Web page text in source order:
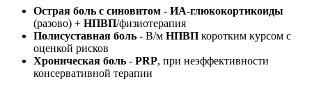
Острая боль с синовитом - ИА-глюкокортикоиды
(разово) + НПВП/физиотерапия
Полисуставная боль - В/м НПВП коротким курсом с
оценкой рисков
Хроническая боль - PRP, при неэффективности
консервативной терапии